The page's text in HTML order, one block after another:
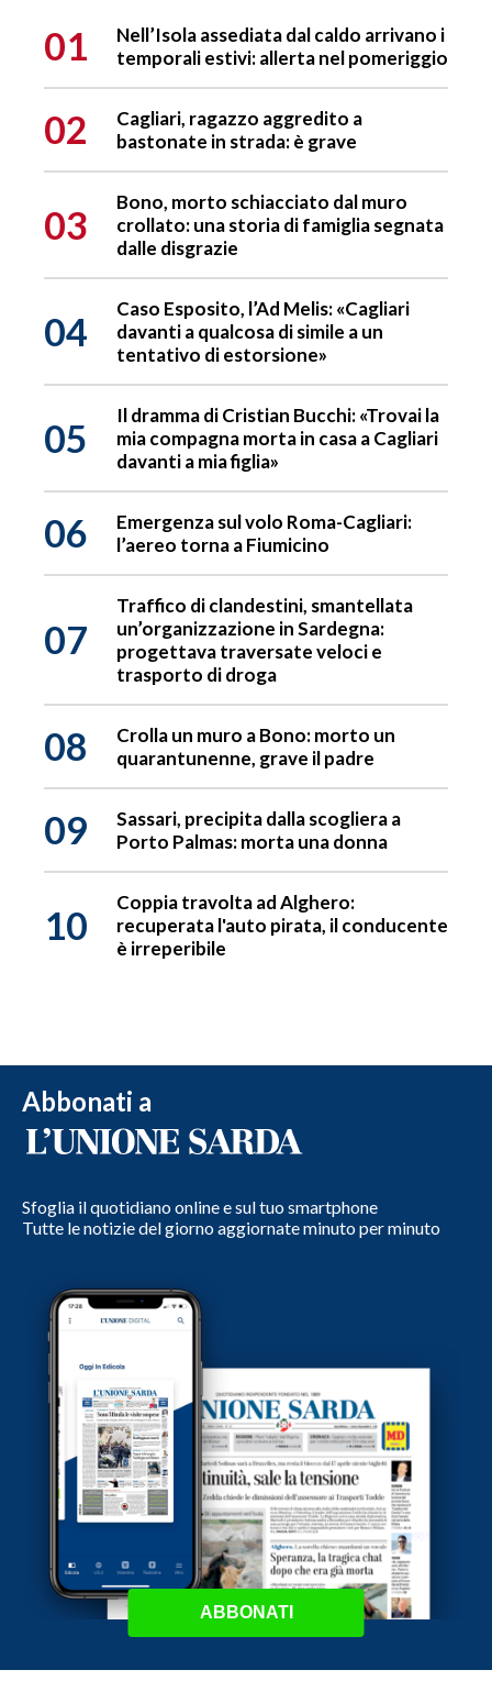
01
Nell’Isola assediata dal caldo arrivano i
temporali estivi: allerta nel pomeriggio
02
Cagliari, ragazzo aggredito a
bastonate in strada: è grave
03
Bono, morto schiacciato dal muro
crollato: una storia di famiglia segnata
dalle disgrazie
04
Caso Esposito, l’Ad Melis: «Cagliari
davanti a qualcosa di simile a un
tentativo di estorsione»
05
Il dramma di Cristian Bucchi: «Trovai la
mia compagna morta in casa a Cagliari
davanti a mia figlia»
06
Emergenza sul volo Roma-Cagliari:
l’aereo torna a Fiumicino
07
Traffico di clandestini, smantellata
un’organizzazione in Sardegna:
progettava traversate veloci e
trasporto di droga
08
Crolla un muro a Bono: morto un
quarantunenne, grave il padre
09
Sassari, precipita dalla scogliera a
Porto Palmas: morta una donna
10
Coppia travolta ad Alghero:
recuperata l'auto pirata, il conducente
è irreperibile
Abbonati a
Sfoglia il quotidiano online e sul tuo smartphone
Tutte le notizie del giorno aggiornate minuto per minuto
ABBONATI